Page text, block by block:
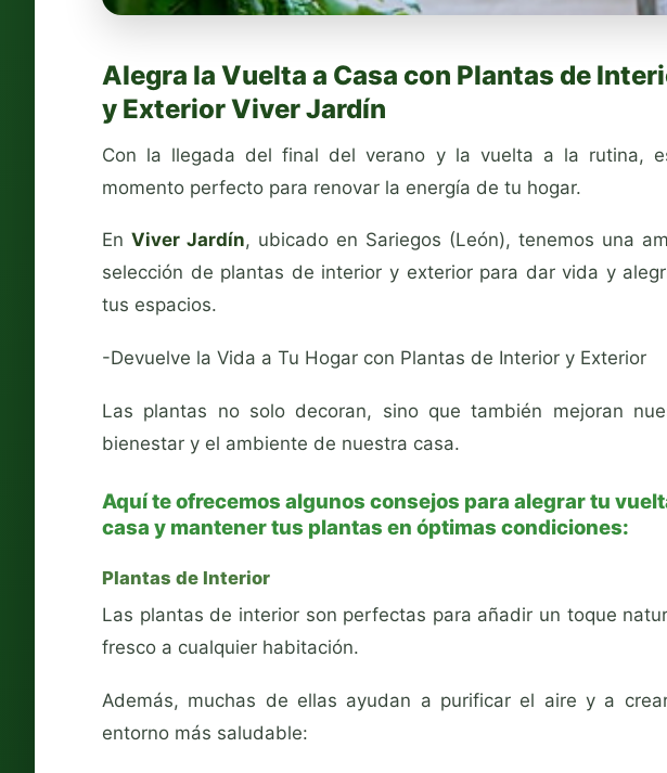
Alegra la Vuelta a Casa con Plantas de
y Exterior Viver Jardín
Con la llegada del final del verano y la vuelta a la rutina,
momento perfecto para renovar la energía de tu hogar.
En Viver Jardín, ubicado en Sariegos (León), tenemos una
selección de plantas de interior y exterior para dar vida y
tus espacios.
-Devuelve la Vida a Tu Hogar con Plantas de Interior y Exterior
Las plantas no solo decoran, sino que también mejoran
bienestar y el ambiente de nuestra casa.
Aquí te ofrecemos algunos consejos para alegrar tu
casa y mantener tus plantas en óptimas condiciones:
Plantas de Interior
Las plantas de interior son perfectas para añadir un toque
fresco a cualquier habitación.
Además, muchas de ellas ayudan a purificar el aire y a
entorno más saludable: